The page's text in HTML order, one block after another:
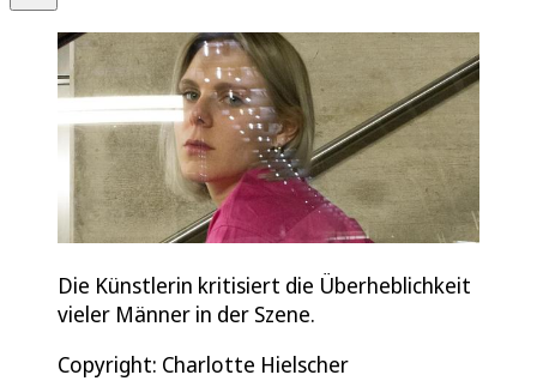
Die Künstlerin kritisiert die Überheblichkeit
vieler Männer in der Szene.
Copyright: Charlotte Hielscher